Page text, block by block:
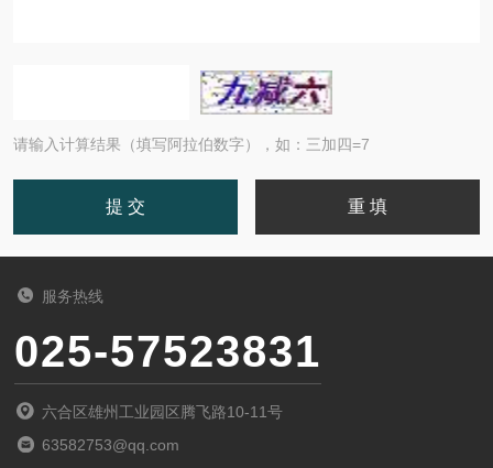
请输入计算结果（填写阿拉伯数字），如：三加四=7
服务热线
025-57523831
六合区雄州工业园区腾飞路10-11号
63582753@qq.com